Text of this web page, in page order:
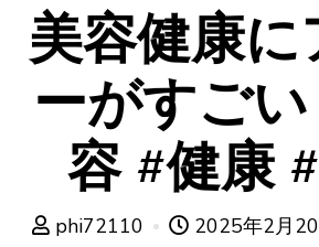
美容健康に
ーがすご
容 #健康
phi72110 2025年2月